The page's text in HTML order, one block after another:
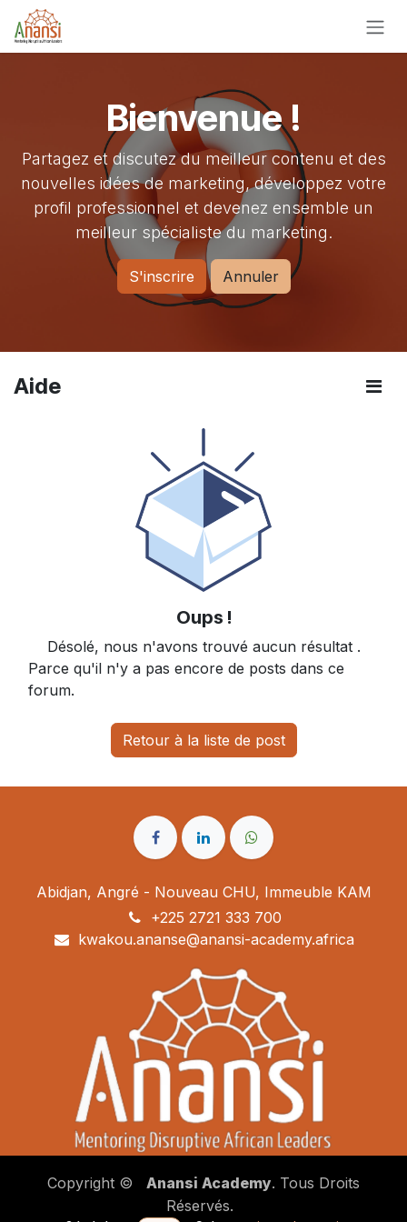
Se rendre au contenu
Bienvenue !
Partagez et discutez du meilleur contenu et des
nouvelles idées de marketing, développez votre
profil professionnel et devenez ensemble un
meilleur spécialiste du marketing.
S'inscrire Annuler
Aide
Oups !
Désolé, nous n'avons trouvé aucun résultat .
Parce qu'il n'y a pas encore de posts dans ce
forum.
Retour à la liste de post
Abidjan, Angré - Nouveau CHU, Immeuble KAM
+225 2721 333 700
kwakou.ananse@anansi-academy.africa
Copyright © Anansi Academy. Tous Droits
Réservés.